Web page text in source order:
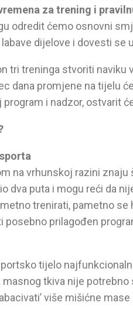
za trening i
odredit ćemo osnovni
dijelove i dovesti se
tri treninga stvoriti naviku
dana promjene na tijelu
i nadzor, ostvarit
na vrhunskoj razini
dva puta i mogu reći da
trenirati, pametno
posebno prilagođen
tijelo
masnog tkiva nije
više mišićne